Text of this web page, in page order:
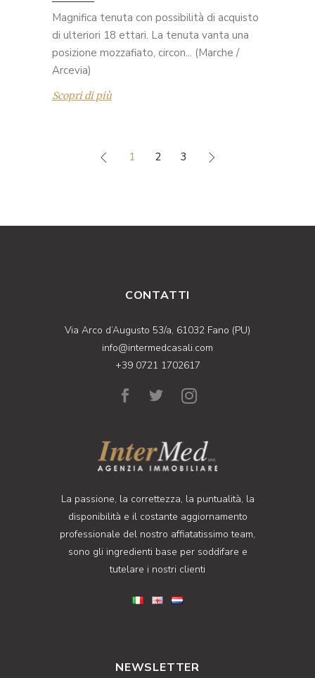
Magnifica tenuta con possibilità di acquisto
di ulteriori 18 ettari. La tenuta vanta una
posizione mozzafiato, circon... (Marche /
Arcevia)
Scopri di più
1 2 3
CONTATTI
Via Arco d’Augusto 53/a, 61032 Fano (PU)
info@intermedcasali.com
+39 0721 1702617
La passione, la correttezza, la puntualità, la
disponibilità e il costante aggiornamento
professionale del nostro affiatatissimo team,
sono gli ingredienti base per soddifare e
tutelare i nostri clienti
NEWSLETTER